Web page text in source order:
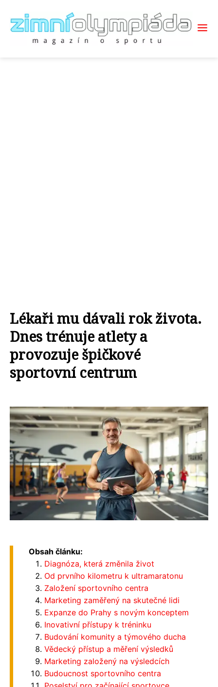
Lékaři mu dávali rok života.
Dnes trénuje atlety a
provozuje špičkové
sportovní centrum
Obsah článku:
Diagnóza, která změnila život
Od prvního kilometru k ultramaratonu
Založení sportovního centra
Marketing zaměřený na skutečné lidi
Expanze do Prahy s novým konceptem
Inovativní přístupy k tréninku
Budování komunity a týmového ducha
Vědecký přístup a měření výsledků
Marketing založený na výsledcích
Budoucnost sportovního centra